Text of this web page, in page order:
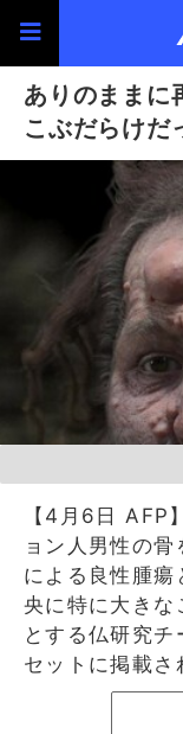
ありのままに
こぶだらけ
【4月6日 AFP
ョン人男性の
による良性腫瘍
央に特に大きな
とする仏研究
セットに掲載さ